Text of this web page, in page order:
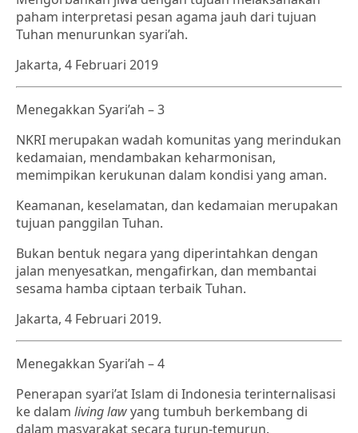
paham interpretasi pesan agama jauh dari tujuan
Tuhan menurunkan syari’ah.
Jakarta, 4 Februari 2019
Menegakkan Syari’ah – 3
NKRI merupakan wadah komunitas yang merindukan
kedamaian, mendambakan keharmonisan,
memimpikan kerukunan dalam kondisi yang aman.
Keamanan, keselamatan, dan kedamaian merupakan
tujuan panggilan Tuhan.
Bukan bentuk negara yang diperintahkan dengan
jalan menyesatkan, mengafirkan, dan membantai
sesama hamba ciptaan terbaik Tuhan.
Jakarta, 4 Februari 2019.
Menegakkan Syari’ah – 4
Penerapan syari’at Islam di Indonesia terinternalisasi
ke dalam living lawyang tumbuh berkembang di
dalam masyarakat secara turun-temurun.